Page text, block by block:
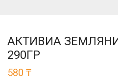
АКТИВИА
290ГР
580 ₸